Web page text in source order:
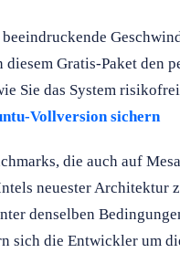
diesem Gratis-Paket den
Sie das System
Vollversion sichern
die auch auf
neuester Architektur
denselben
sich die Entwickler um